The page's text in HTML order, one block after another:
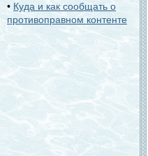
• Куда и как сообщать о
противоправном контенте